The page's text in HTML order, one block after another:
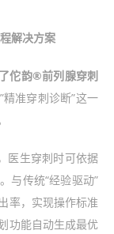
解决方案
佗韵®前列腺穿刺
准穿刺诊断”这一
医生穿刺时可依据
与传统“经验驱动”
率，实现操作标准
功能自动生成最优